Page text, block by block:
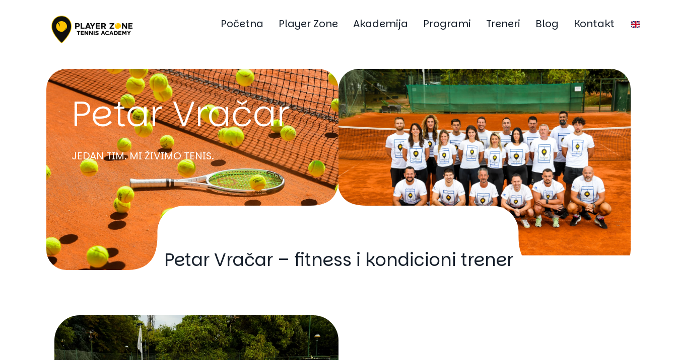
Početna Player Zone Akademija Programi Treneri Blog Kontakt
Petar Vračar
JEDAN TIM. MI ŽIVIMO TENIS.
Petar Vračar – fitness i kondicioni trener